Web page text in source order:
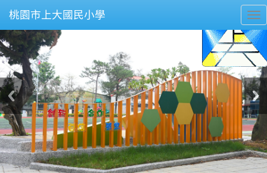
桃園市上大國民小學